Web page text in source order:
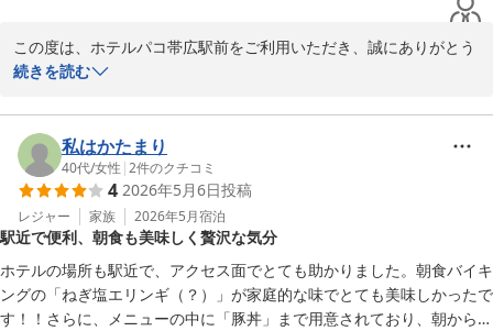
この度は、ホテルパコ帯広駅前をご利用いただき、誠にありがとう
ございます。
す。
帯広神社やお菓子の有名店を、気持ちよく歩かれたようですね。街
並みや風景を眺めながらのお散歩はとても心地が良いですよね。
また、我々フロントスタッフは、人が良すぎるほどお客様とのコミ
ュニケーションを大切にしておりますので「親切」とお受け取りい
ただきとても嬉しいです。今後も親切丁寧をモットーにお客様と接
して参ります。
是非来年もこちらへお越しいただき、当ホテルをご利用いただける
と幸いです。ご来館を、お待ち申し上げております。
続きを読む
私はかたまり
40代/女性 |2件のクチコミ
4 2026年5月6日投稿
レジャー 家族 2026年5月宿泊
駅近で便利、朝食も美味しく贅沢な気分
ホテルの場所も駅近で、アクセス面でとても助かりました。朝食バイキ
ングの「ねぎ塩エリンギ（？）」が家庭的な味でとても美味しかったで
す！！さらに、メニューの中に「豚丼」まで用意されており、朝から贅